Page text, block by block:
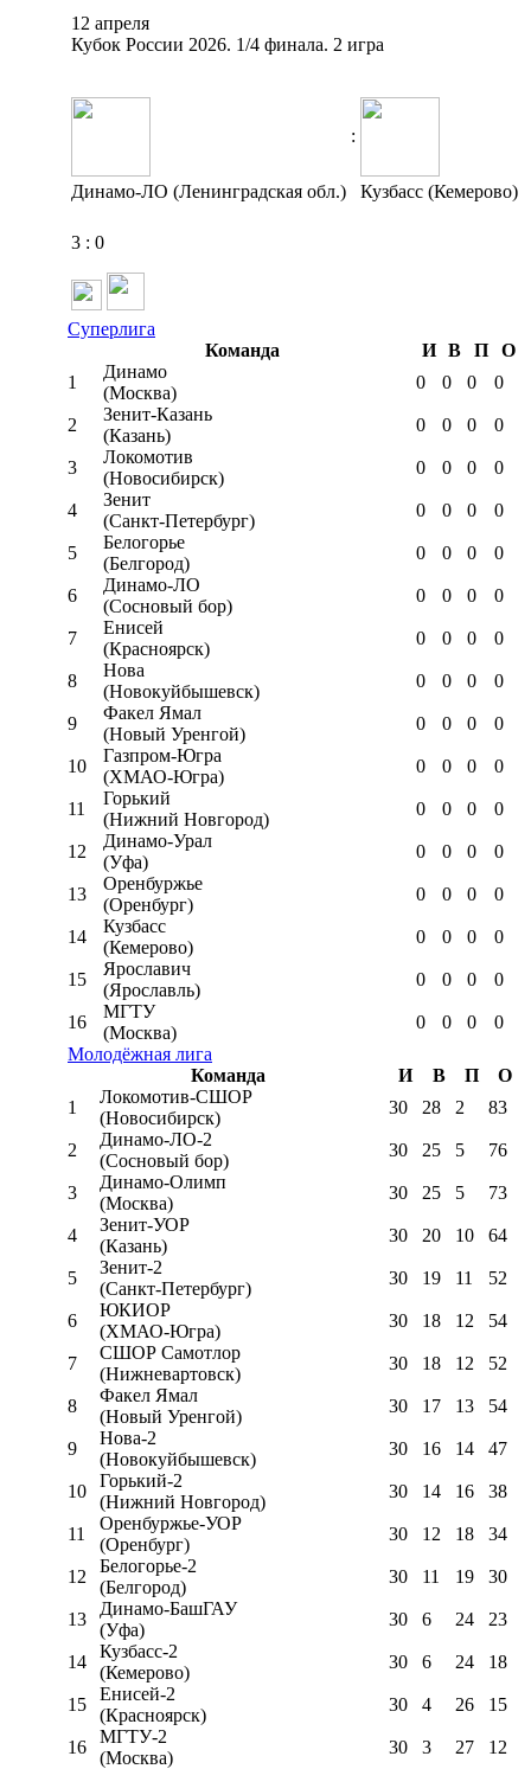
12 апреля
Кубок России 2026. 1/4 финала. 2 игра
:
Динамо-ЛО (Ленинградская обл.) Кузбасс (Кемерово)
3 : 0
Суперлига
Команда
И В П
О
1
Динамо
(Москва)
0 0 0 0
2
Зенит-Казань
(Казань)
0 0 0 0
3
Локомотив
(Новосибирск)
0 0 0 0
4
Зенит
(Санкт-Петербург)
0 0 0 0
5
Белогорье
(Белгород)
0 0 0 0
6
Динамо-ЛО
(Сосновый бор)
0 0 0 0
7
Енисей
(Красноярск)
0 0 0 0
8
Нова
(Новокуйбышевск)
0 0 0 0
9
Факел Ямал
(Новый Уренгой)
0 0 0 0
10
Газпром-Югра
(ХМАО-Югра)
0 0 0 0
11
Горький
(Нижний Новгород)
0 0 0 0
12
Динамо-Урал
(Уфа)
0 0 0 0
13
Оренбуржье
(Оренбург)
0 0 0 0
14
Кузбасс
(Кемерово)
0 0 0 0
15
Ярославич
(Ярославль)
0 0 0 0
16
МГТУ
(Москва)
0 0 0
0
Молодёжная лига
Команда
И В П
О
1
Локомотив-CШОР
(Новосибирск)
30 28 2 83
2
Динамо-ЛО-2
(Сосновый бор)
30 25 5 76
3
Динамо-Олимп
(Москва)
30 25 5 73
4
Зенит-УОР
(Казань)
30 20 10 64
5
Зенит-2
(Санкт-Петербург)
30 19 11 52
6
ЮКИОР
(ХМАО-Югра)
30 18 12 54
7
СШОР Самотлор
(Нижневартовск)
30 18 12 52
8
Факел Ямал
(Новый Уренгой)
30 17 13 54
9
Нова-2
(Новокуйбышевск)
30 16 14 47
10
Горький-2
(Нижний Новгород)
30 14 16 38
11
Оренбуржье-УОР
(Оренбург)
30 12 18 34
12
Белогорье-2
(Белгород)
30 11 19 30
13
Динамо-БашГАУ
(Уфа)
30 6 24 23
14
Кузбасс-2
(Кемерово)
30 6 24 18
15
Енисей-2
(Красноярск)
30 4 26 15
16
МГТУ-2
(Москва)
30 3 27 12